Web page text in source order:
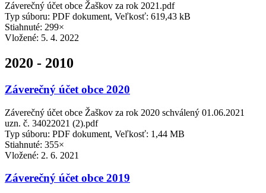
Záverečný účet obce Žaškov za rok 2021.pdf
Typ súboru: PDF dokument, Veľkosť: 619,43 kB
Stiahnuté: 299×
Vložené: 5. 4. 2022
2020 - 2010
Záverečný účet obce 2020
Záverečný účet obce Žaškov za rok 2020 schválený 01.06.2021
uzn. č. 34022021 (2).pdf
Typ súboru: PDF dokument, Veľkosť: 1,44 MB
Stiahnuté: 355×
Vložené: 2. 6. 2021
Záverečný účet obce 2019